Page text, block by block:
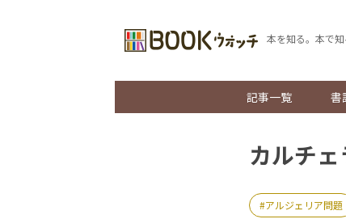
本を知る。本で知
記事一覧 書
カルチ
アルジェリア問題